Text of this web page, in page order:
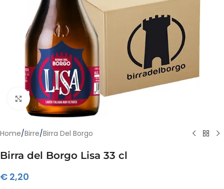
Clicca per ingrandire
Home/Birre/Birra Del Borgo
Birra del Borgo Lisa 33 cl
€ 2,20